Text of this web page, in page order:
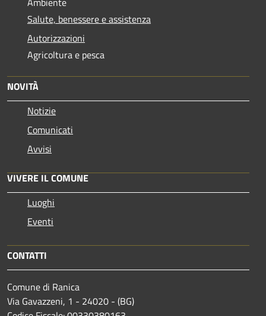
Salute, benessere e assistenza
Autorizzazioni
Agricoltura e pesca
NOVITÀ
Notizie
Comunicati
Avvisi
VIVERE IL COMUNE
Luoghi
Eventi
CONTATTI
Comune di Ranica
Via Gavazzeni, 1 - 24020 - (BG)